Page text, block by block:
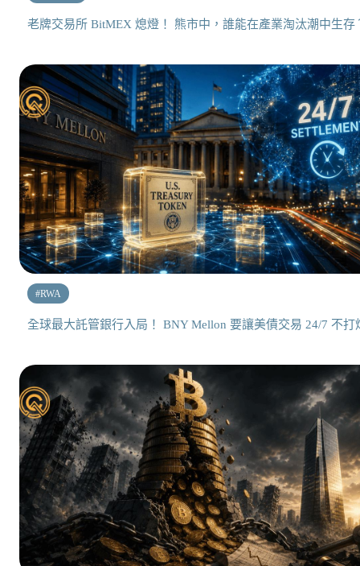
老牌交易所 BitMEX 熄燈！ 熊市中，誰能在產業淘汰潮中生存
#RWA
全球最大託管銀行入局！ BNY Mellon 要讓美債交易 24/7 不打